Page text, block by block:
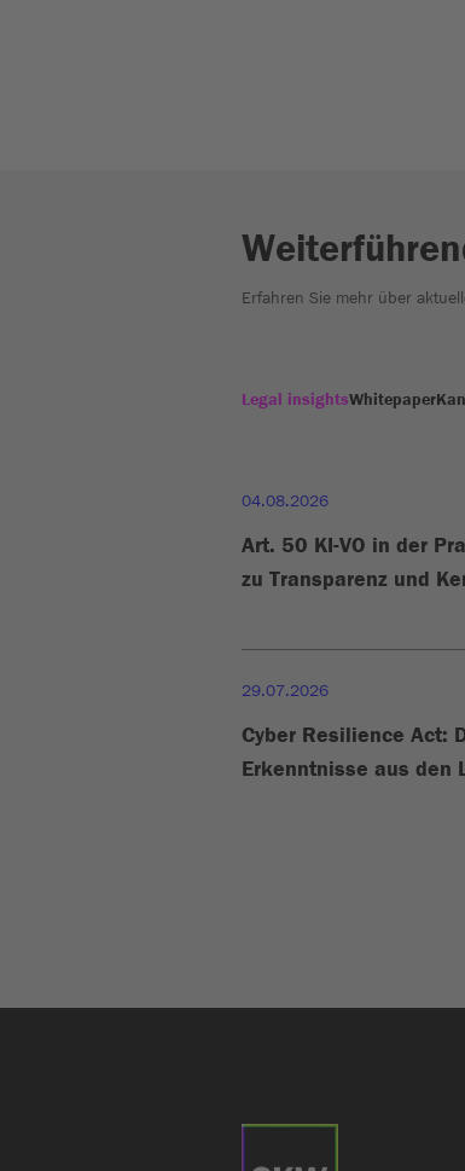
Erfahren Sie mehr über
Legal insightsWhitepaper
04.08.2026
Art. 50 KI-VO in der
zu Transparenz und
29.07.2026
Cyber Resilience Act:
Erkenntnisse aus den